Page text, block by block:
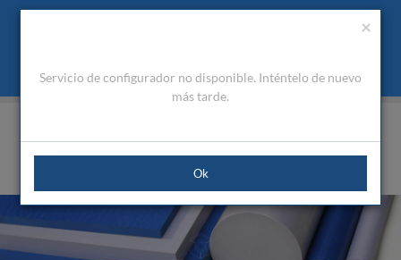
Utilizamos cookies para mejorar la navegación. Al cerrar este
Qué son las cookies
ES
Área Cliente
Presupuesto(0)
×
Servicio de configurador no disponible. Inténtelo de nuevo
más tarde.
Ok